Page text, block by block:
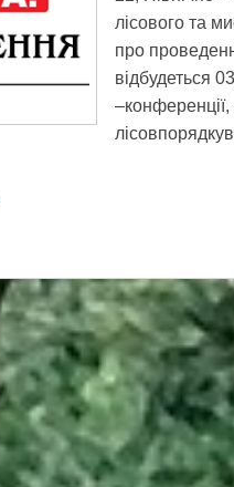
лісового та
про
відбудеться